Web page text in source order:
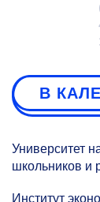
В
Университет
школьников и
Институт